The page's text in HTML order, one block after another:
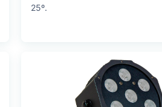
25º.